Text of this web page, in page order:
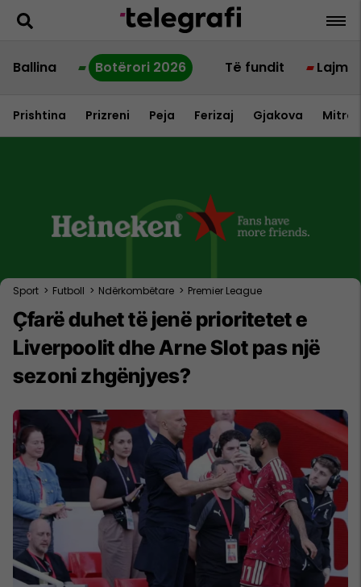
Ballina Botërori 2026 Të fundit Lajme
Prishtina Prizreni Peja Ferizaj Gjakova
Sport > Futboll > Ndërkombëtare > Premier League
Çfarë duhet të jenë prioritetet e
Liverpoolit dhe Arne Slot pas një
sezoni zhgënjyes?